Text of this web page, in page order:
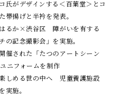
氏がデザインする＜百葉堂＞とコ
帯揚げと半衿を発表。
るか×渋谷区 障がいを有する
の記念撮影会」を実施。
催された「たつのアートシーン
ニフォームを制作
しめる世の中へ 児童養護施設
実施。